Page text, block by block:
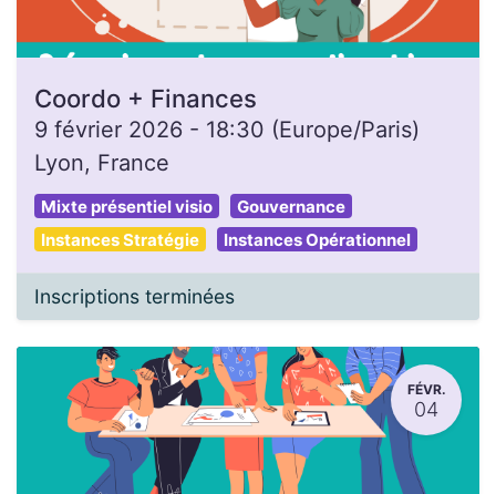
Coordo + Finances
9 février 2026 - 18:30 (Europe/Paris)
Lyon, France
Mixte présentiel visio
Gouvernance
Instances Stratégie
Instances Opérationnel
Inscriptions terminées
FÉVR.
04